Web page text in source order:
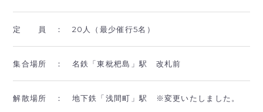
定 員 ： 20人（最少催行5名）
集合場所 ： 名鉄「東枇杷島」駅 改札前
解散場所 ： 地下鉄「浅間町」駅 ※変更いたしました。